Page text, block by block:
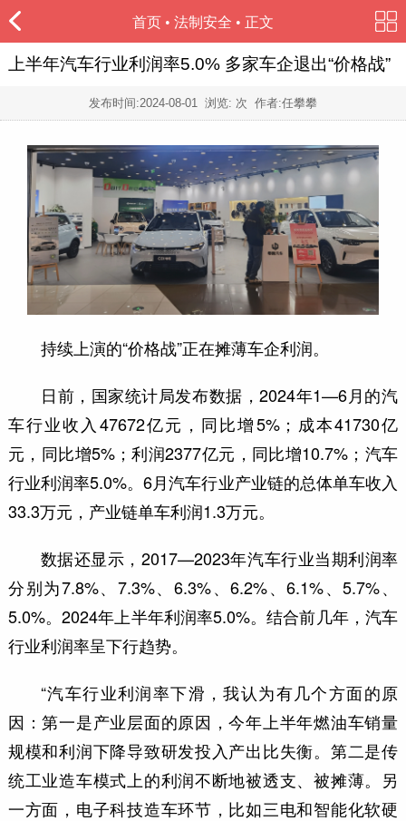
首页 • 法制安全 • 正文
上半年汽车行业利润率5.0% 多家车企退出“价格战”
发布时间:2024-08-01 浏览: 次 作者:任攀攀
持续上演的“价格战”正在摊薄车企利润。
日前，国家统计局发布数据，2024年1—6月的汽
车行业收入47672亿元，同比增5%；成本41730亿
元，同比增5%；利润2377亿元，同比增10.7%；汽车
行业利润率5.0%。6月汽车行业产业链的总体单车收入
33.3万元，产业链单车利润1.3万元。
数据还显示，2017—2023年汽车行业当期利润率
分别为7.8%、7.3%、6.3%、6.2%、6.1%、5.7%、
5.0%。2024年上半年利润率5.0%。结合前几年，汽车
行业利润率呈下行趋势。
“汽车行业利润率下滑，我认为有几个方面的原
因：第一是产业层面的原因，今年上半年燃油车销量
规模和利润下降导致研发投入产出比失衡。第二是传
统工业造车模式上的利润不断地被透支、被摊薄。另
一方面，电子科技造车环节，比如三电和智能化软硬